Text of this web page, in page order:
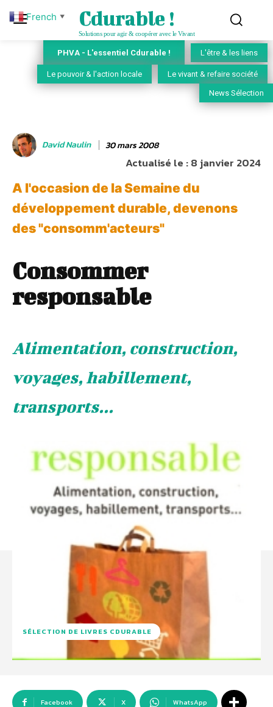
Cdurable !
Solutions pour agir & coopérer avec le Vivant
PHVA - L'essentiel Cdurable ! L'être & les liens
Le pouvoir & l'action locale Le vivant & refaire société
News Sélection
David Naulin 30 mars 2008
Actualisé le :8 janvier 2024
A l'occasion de la Semaine du
développement durable, devenons
des "consomm'acteurs"
Consommer
responsable
Alimentation, construction,
voyages, habillement,
transports...
SÉLECTION DE LIVRES CDURABLE
Facebook X WhatsApp
French ▼